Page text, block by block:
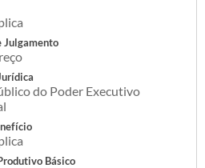
Julgamento
do Poder Executivo
Básico